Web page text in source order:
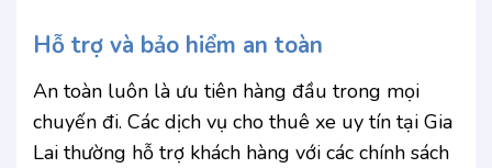
Hỗ trợ và bảo hiểm an toàn
An toàn luôn là ưu tiên hàng đầu trong mọi
chuyến đi. Các dịch vụ cho thuê xe uy tín tại Gia
Lai thường hỗ trợ khách hàng với các chính sách